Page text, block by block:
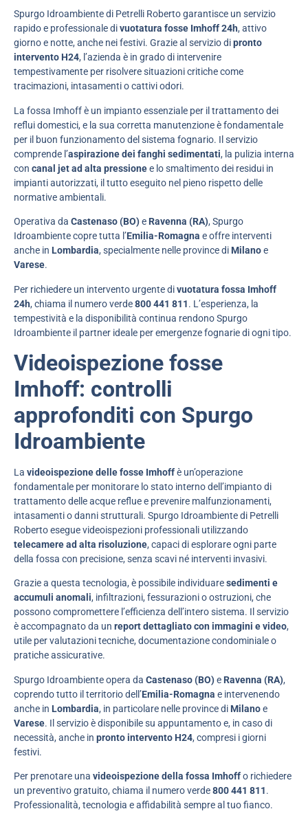
Spurgo Idroambiente di Petrelli Roberto garantisce un servizio
rapido e professionale divuotatura fosse Imhoff 24h, attivo
giorno e notte, anche nei festivi. Grazie al servizio dipronto
intervento H24, l’azienda è in grado di intervenire
tempestivamente per risolvere situazioni critiche come
tracimazioni, intasamenti o cattivi odori.
La fossa Imhoff è un impianto essenziale per il trattamento dei
reflui domestici, e la sua corretta manutenzione è fondamentale
per il buon funzionamento del sistema fognario. Il servizio
comprende l’aspirazione dei fanghi sedimentati, la pulizia interna
con canal jet ad alta pressionee lo smaltimento dei residui in
impianti autorizzati, il tutto eseguito nel pieno rispetto delle
normative ambientali.
Operativa da Castenaso (BO)e Ravenna (RA), Spurgo
Idroambiente copre tutta l’Emilia-Romagna e offre interventi
anche in Lombardia, specialmente nelle province di Milanoe
Varese.
Per richiedere un intervento urgente divuotatura fossa Imhoff
24h, chiama il numero verde800 441 811. L’esperienza, la
tempestività e la disponibilità continua rendono Spurgo
Idroambiente il partner ideale per emergenze fognarie di ogni tipo.
Videoispezione fosse
Imhoff: controlli
approfonditi con Spurgo
Idroambiente
La videoispezione delle fosse Imhoffè un’operazione
fondamentale per monitorare lo stato interno dell’impianto di
trattamento delle acque reflue e prevenire malfunzionamenti,
intasamenti o danni strutturali. Spurgo Idroambiente di Petrelli
Roberto esegue videoispezioni professionali utilizzando
telecamere ad alta risoluzione, capaci di esplorare ogni parte
della fossa con precisione, senza scavi né interventi invasivi.
Grazie a questa tecnologia, è possibile individuaresedimenti e
accumuli anomali, infiltrazioni, fessurazioni o ostruzioni, che
possono compromettere l’efficienza dell’intero sistema. Il servizio
è accompagnato da un report dettagliato con immagini e video,
utile per valutazioni tecniche, documentazione condominiale o
pratiche assicurative.
Spurgo Idroambiente opera da Castenaso (BO)e Ravenna (RA),
coprendo tutto il territorio dell’Emilia-Romagna e intervenendo
anche in Lombardia, in particolare nelle province di Milanoe
Varese. Il servizio è disponibile su appuntamento e, in caso di
necessità, anche in pronto intervento H24, compresi i giorni
festivi.
Per prenotare una videoispezione della fossa Imhoffo richiedere
un preventivo gratuito, chiama il numero verde800 441 811.
Professionalità, tecnologia e affidabilità sempre al tuo fianco.